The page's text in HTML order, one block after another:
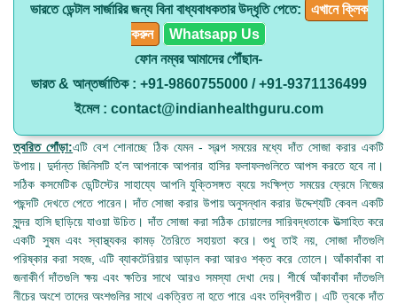
ভারতে ডেন্টাল সার্জারির জন্য বিনা বাধ্যবাধকতার উদ্ধৃতি পেতে:
এখানে ক্লিক
করুন
Whatsapp Us
ফোন নম্বর আমাদের পৌঁছান-
ভারত & আন্তর্জাতিক : +91-9860755000 / +91-9371136499
ইমেল : contact@indianhealthguru.com
ত্বরিত গোঁড়া:এটি বেশ শোনাচ্ছে ঠিক যেমন - স্বল্প সময়ের মধ্যে দাঁত সোজা করার একটি
উপায়। দুর্দান্ত জিনিসটি হ'ল আপনাকে আপনার হাসির ফলাফলগুলিতে আপস করতে হবে না।
সঠিক কসমেটিক ডেন্টিস্টের সাহায্যে আপনি যুক্তিসঙ্গত ব্যয়ে সংক্ষিপ্ত সময়ের ফ্রেমে নিজের
পছন্দটি দেখতে পেতে পারেন। দাঁত সোজা করার উপায় অনুসন্ধান করার উদ্দেশ্যটি কেবল একটি
সুন্দর হাসি ছাড়িয়ে যাওয়া উচিত। দাঁত সোজা করা সঠিক চোয়ালের সারিবদ্ধতাকে উত্সাহিত করে
একটি সুষম এবং স্বাস্থ্যকর কামড় তৈরিতে সহায়তা করে। শুধু তাই নয়, সোজা দাঁতগুলি
পরিষ্কার করা সহজ, এটি ব্যাকটেরিয়ার আড়াল করা আরও শক্ত করে তোলে। আঁকাবাঁকা বা
জনাকীর্ণ দাঁতগুলি ক্ষয় এবং ক্ষতির সাথে আরও সমস্যা দেখা দেয়। শীর্ষে আঁকাবাঁকা দাঁতগুলি
নীচের অংশে তাদের অংশগুলির সাথে একত্রিত না হতে পারে এবং তদ্বিপরীত। এটি ত্বকে দাঁত